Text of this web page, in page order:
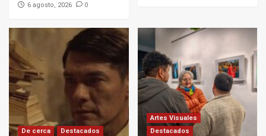
6 agosto, 2026 0
De cerca
Destacados
Artes Visuales
Destacados